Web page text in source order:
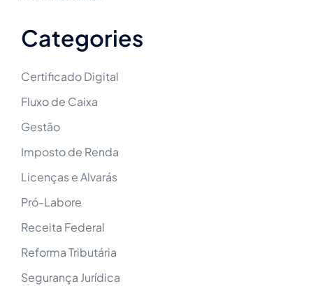
Categories
Certificado Digital
Fluxo de Caixa
Gestão
Imposto de Renda
Licenças e Alvarás
Pró-Labore
Receita Federal
Reforma Tributária
Segurança Jurídica